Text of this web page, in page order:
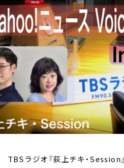
イベント・グッズ
YouTube
会社情報
TBSラジオ『荻上チキ・Session